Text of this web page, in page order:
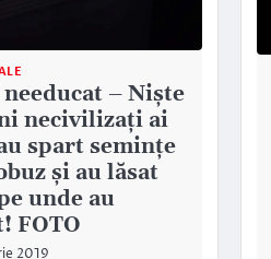
– Niște
necivilizați ai
spart semințe
și au lăsat
unde au
FOTO
2019